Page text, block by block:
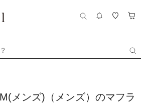
メンズ)（メンズ）のマフラ